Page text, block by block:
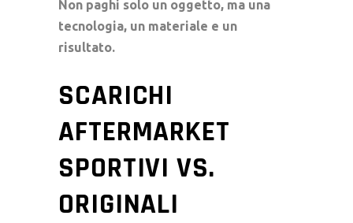
Non paghi solo un oggetto, ma una
tecnologia, un materiale e un
risultato.
SCARICHI
AFTERMARKET
SPORTIVI VS.
ORIGINALI